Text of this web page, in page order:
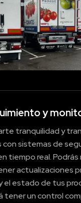
y
tranquilidad y
con sistemas de
tiempo real.
actualizaciones
el estado de tus
tener un control